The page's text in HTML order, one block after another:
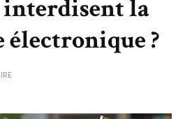
interdisent la
électronique ?